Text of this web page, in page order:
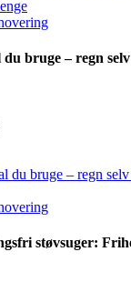
du bruge – regn
støvsuger: